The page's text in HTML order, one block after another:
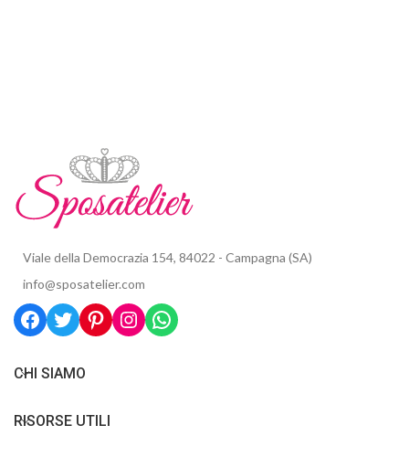
Viale della Democrazia 154, 84022 - Campagna (SA)
info@sposatelier.com
CHI SIAMO
RISORSE UTILI